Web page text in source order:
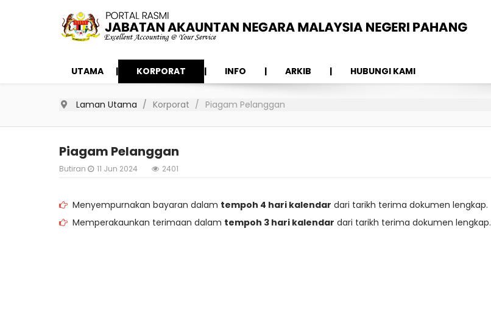
UTAMA KORPORAT INFO ARKIB HUBUNGI KAMI
Laman Utama Korporat Piagam Pelanggan
Piagam Pelanggan
Butiran 11 Jun 2024 2401
Menyempurnakan bayaran dalam tempoh 4 hari kalendar dari tarikh terima dokumen lengkap.
Memperakaunkan terimaan dalam tempoh 3 hari kalendar dari tarikh terima dokumen lengkap.